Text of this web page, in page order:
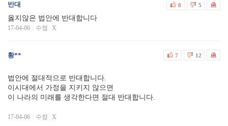
반대 8 5
옳지않은 법안에 반대합니다
17-04-06 수정 X
황** 7 12
법안에 절대적으로 반대합니다.
이시대에서 가정을 지키지 않으면
이 나라의 미래를 생각한다면 절대 반대합니다.
17-04-06 수정 X